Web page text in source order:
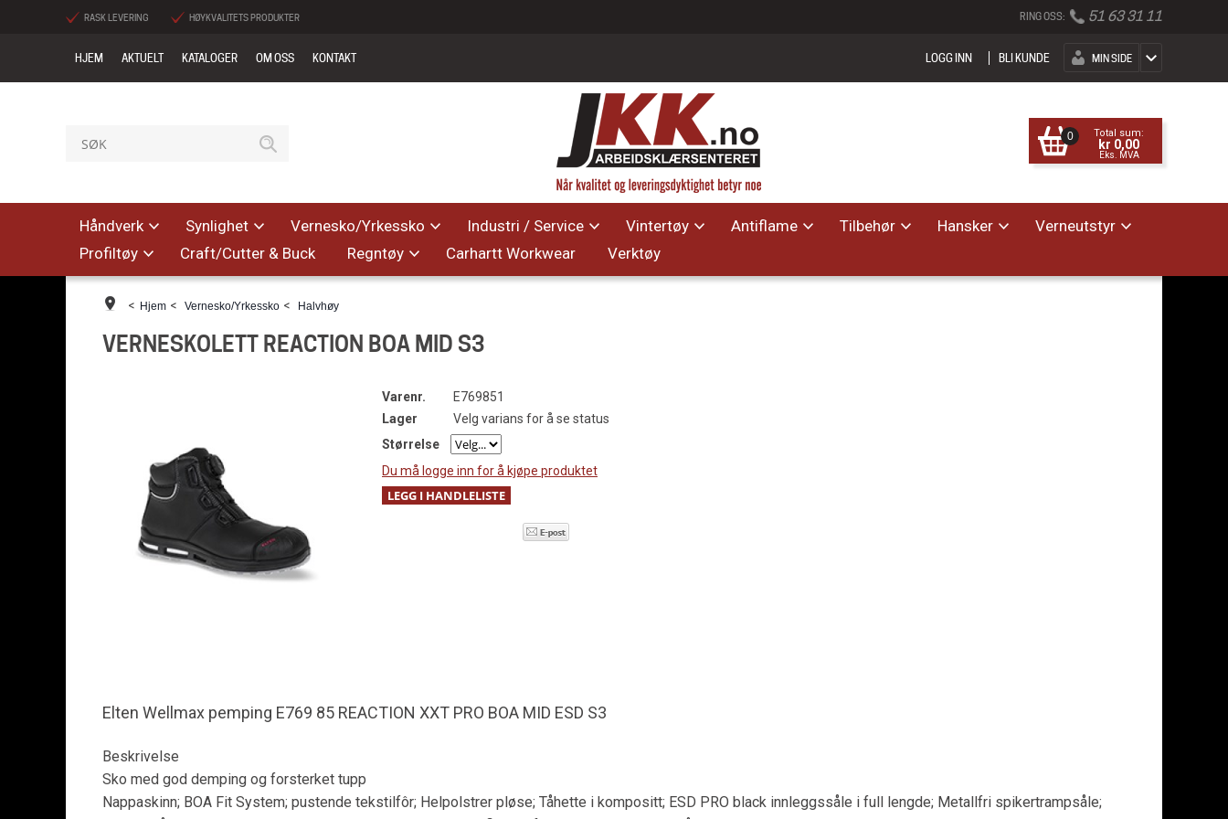
RASK LEVERING HØYKVALITETS PRODUKTER RING OSS: 51 63 31 11
HJEM AKTUELT KATALOGER OM OSS KONTAKT MIN SIDE
LOGG INN BLI KUNDE
0 Total sum:
kr 0,00
Eks. MVA
Håndverk Synlighet Vernesko/Yrkessko Industri / Service Vintertøy Antiflame Tilbehør Hansker
Verneutstyr
Profiltøy
Craft/Cutter & Buck Regntøy Carhartt Workwear Verktøy
< Hjem < Vernesko/Yrkessko < Halvhøy
VERNESKOLETT REACTION BOA MID S3
Varenr.
E769851
Lager
Velg varians for å se status
Størrelse
Du må logge inn for å kjøpe produktet
Elten Wellmax pemping E769 85 REACTION XXT PRO BOA MID ESD S3
Beskrivelse
Sko med god demping og forsterket tupp
Nappaskinn; BOA Fit System; pustende tekstilfôr; Helpolstrer pløse; Tåhette i kompositt; ESD PRO black innleggssåle i full lengde; Metallfri spikertrampsåle;